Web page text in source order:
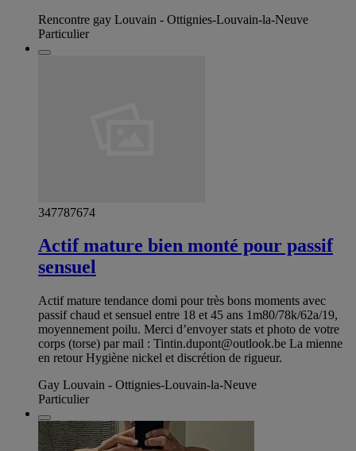
Rencontre gay Louvain - Ottignies-Louvain-la-Neuve
Particulier
347787674
Actif mature bien monté pour passif
sensuel
Actif mature tendance domi pour très bons moments avec
passif chaud et sensuel entre 18 et 45 ans 1m80/78k/62a/19,
moyennement poilu. Merci d’envoyer stats et photo de votre
corps (torse) par mail : Tintin.dupont@outlook.be La mienne
en retour Hygiène nickel et discrétion de rigueur.
Gay Louvain - Ottignies-Louvain-la-Neuve
Particulier